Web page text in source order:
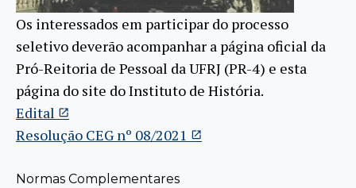
Os interessados em participar do processo
seletivo deverão acompanhar a página oficial da
Pró-Reitoria de Pessoal da UFRJ (PR-4) e esta
página do site do Instituto de História.
Edital
Resolução CEG nº 08/2021
Normas Complementares